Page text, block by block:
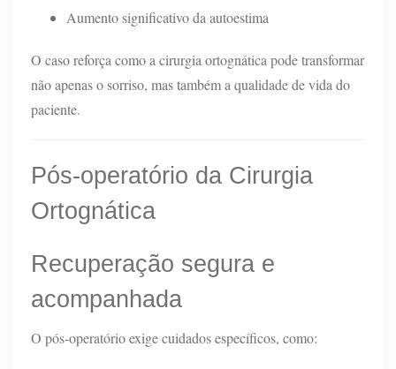
Aumento significativo da autoestima
O caso reforça como a cirurgia ortognática pode transformar
não apenas o sorriso, mas também a qualidade de vida do
paciente.
Pós-operatório da Cirurgia
Ortognática
Recuperação segura e
acompanhada
O pós-operatório exige cuidados específicos, como: